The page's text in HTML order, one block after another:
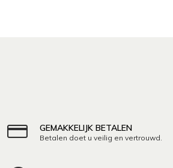
GEMAKKELIJK BETALEN
Betalen doet u veilig en vertrouwd.